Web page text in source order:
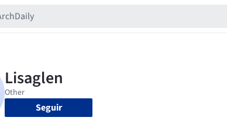
Seguir